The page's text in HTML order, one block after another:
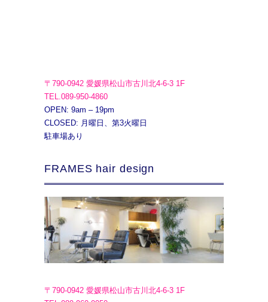
〒790-0942 愛媛県松山市古川北4-6-3 1F
TEL.089-950-4860
OPEN: 9am – 19pm
CLOSED: 月曜日、第3火曜日
駐車場あり
FRAMES hair design
〒790-0942 愛媛県松山市古川北4-6-3 1F